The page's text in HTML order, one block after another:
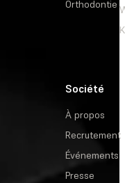
Orthodontie
Société
À propos
Recrutement
Événements
Presse